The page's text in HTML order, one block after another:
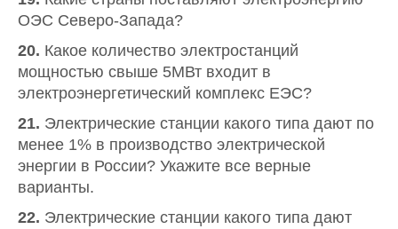
ОЭС Северо-Запада?
20. Какое количество электростанций
мощностью свыше 5МВт входит в
электроэнергетический комплекс ЕЭС?
21. Электрические станции какого типа дают по
менее 1% в производство электрической
энергии в России? Укажите все верные
варианты.
22. Электрические станции какого типа дают